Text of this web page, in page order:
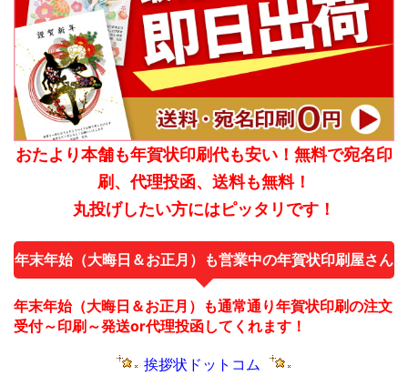
おたより本舗も年賀状印刷代も安い！無料で宛名印
刷、代理投函、送料も無料！
丸投げしたい方にはピッタリです！
年末年始（大晦日＆お正月）も営業中の年賀状印刷屋さん
年末年始（大晦日＆お正月）も通常通り年賀状印刷の注文
受付～印刷～発送or代理投函してくれます！
挨拶状ドットコム